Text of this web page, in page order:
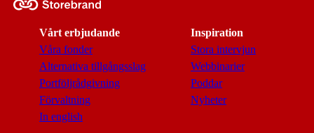
Vårt erbjudande
Våra fonder
Alternativa tillgångsslag
Portföljrådgivning
Förvaltning
In english
Inspiration
Stora intervjun
Webbinarier
Poddar
Nyheter